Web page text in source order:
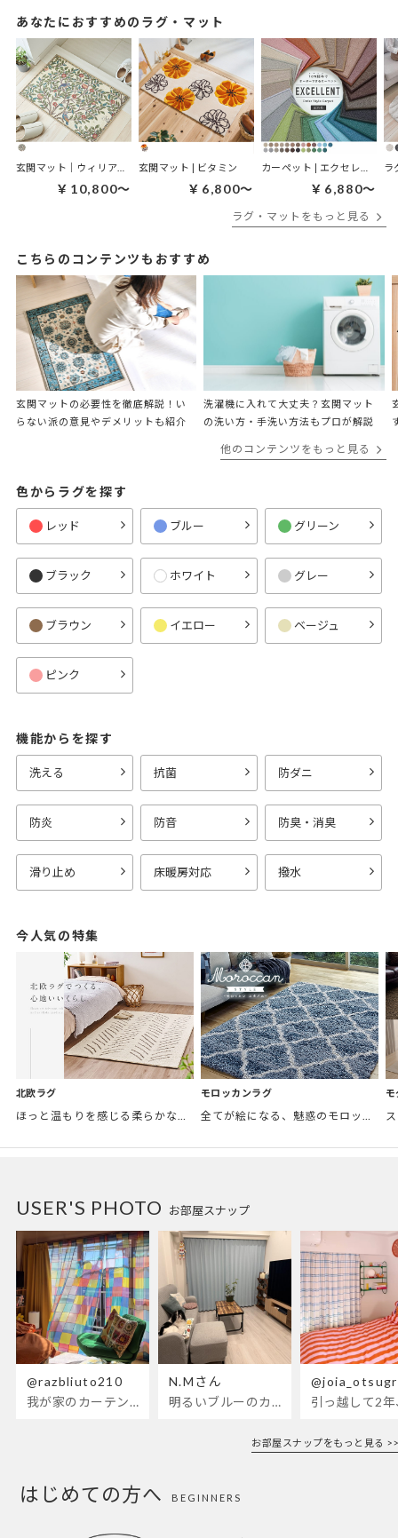
あなたにおすすめのラグ・マット
玄関マット｜ウィリアムモリス ケルムスコットツリー
￥10,800～
玄関マット | ビタミン
￥6,800～ ￥6,880～
ラ
ラグ・マットをもっと見る
こちらのコンテンツもおすすめ
玄関マットの必要性を徹底解説！い
らない派の意見やデメリットも紹介
洗濯機に入れて大丈夫？​​玄関マット
の洗い方・手洗い方法もプロが解説
他のコンテンツをもっと見る
色からラグを探す
レッド ブルー グリーン
ブラック ホワイト グレー
ブラウン イエロー ベージュ
ピンク
機能からを探す
洗える 抗菌 防ダニ
防炎 防音 防臭・消臭
滑り止め 床暖房対応 撥水
今人気の特集
北欧ラグ
ほっと温もりを感じる柔らかな表情のものから、お部屋をぱっと明るくしているブライトカラーのアイテムまで幅広くご用意しました。
モロッカンラグ
全てが絵になる、魅惑のモロッカンスタイル。トレンド感あふれるおしゃれな空間づくりに。
お部屋スナップ
USER'S PHOTO
@razbliuto210
我が家のカーテンが新しくなりました🌼早起きが超絶苦手な私が、思わず朝カーテンを開けて光合成するようになったステンドグラスカーテン…！
N.Mさん
明るいブルーのカーテンで、部屋全体が明るく。白を基調とした部屋にぴったりです。
お部屋スナップをもっと見る >>
はじめての方へ BEGINNERS